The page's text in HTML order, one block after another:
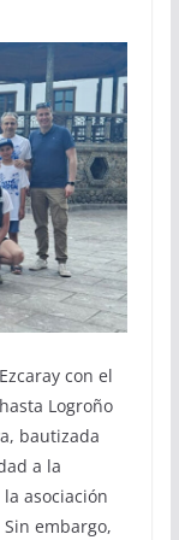
con el
Logroño
bautizada
a la
asociación
embargo,